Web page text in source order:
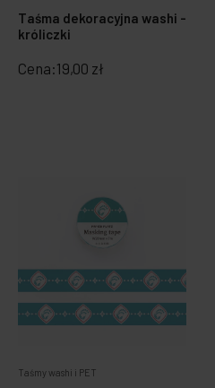
Taśma dekoracyjna washi -
króliczki
Cena:19,00 zł
Taśmy washi i PET